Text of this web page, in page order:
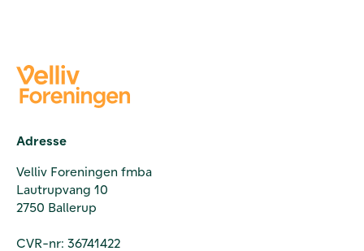
Adresse
Velliv Foreningen fmba
Lautrupvang 10
2750 Ballerup
CVR-nr: 36741422